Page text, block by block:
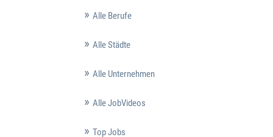
Alle Berufe
Alle Städte
Alle Unternehmen
Alle JobVideos
Top Jobs